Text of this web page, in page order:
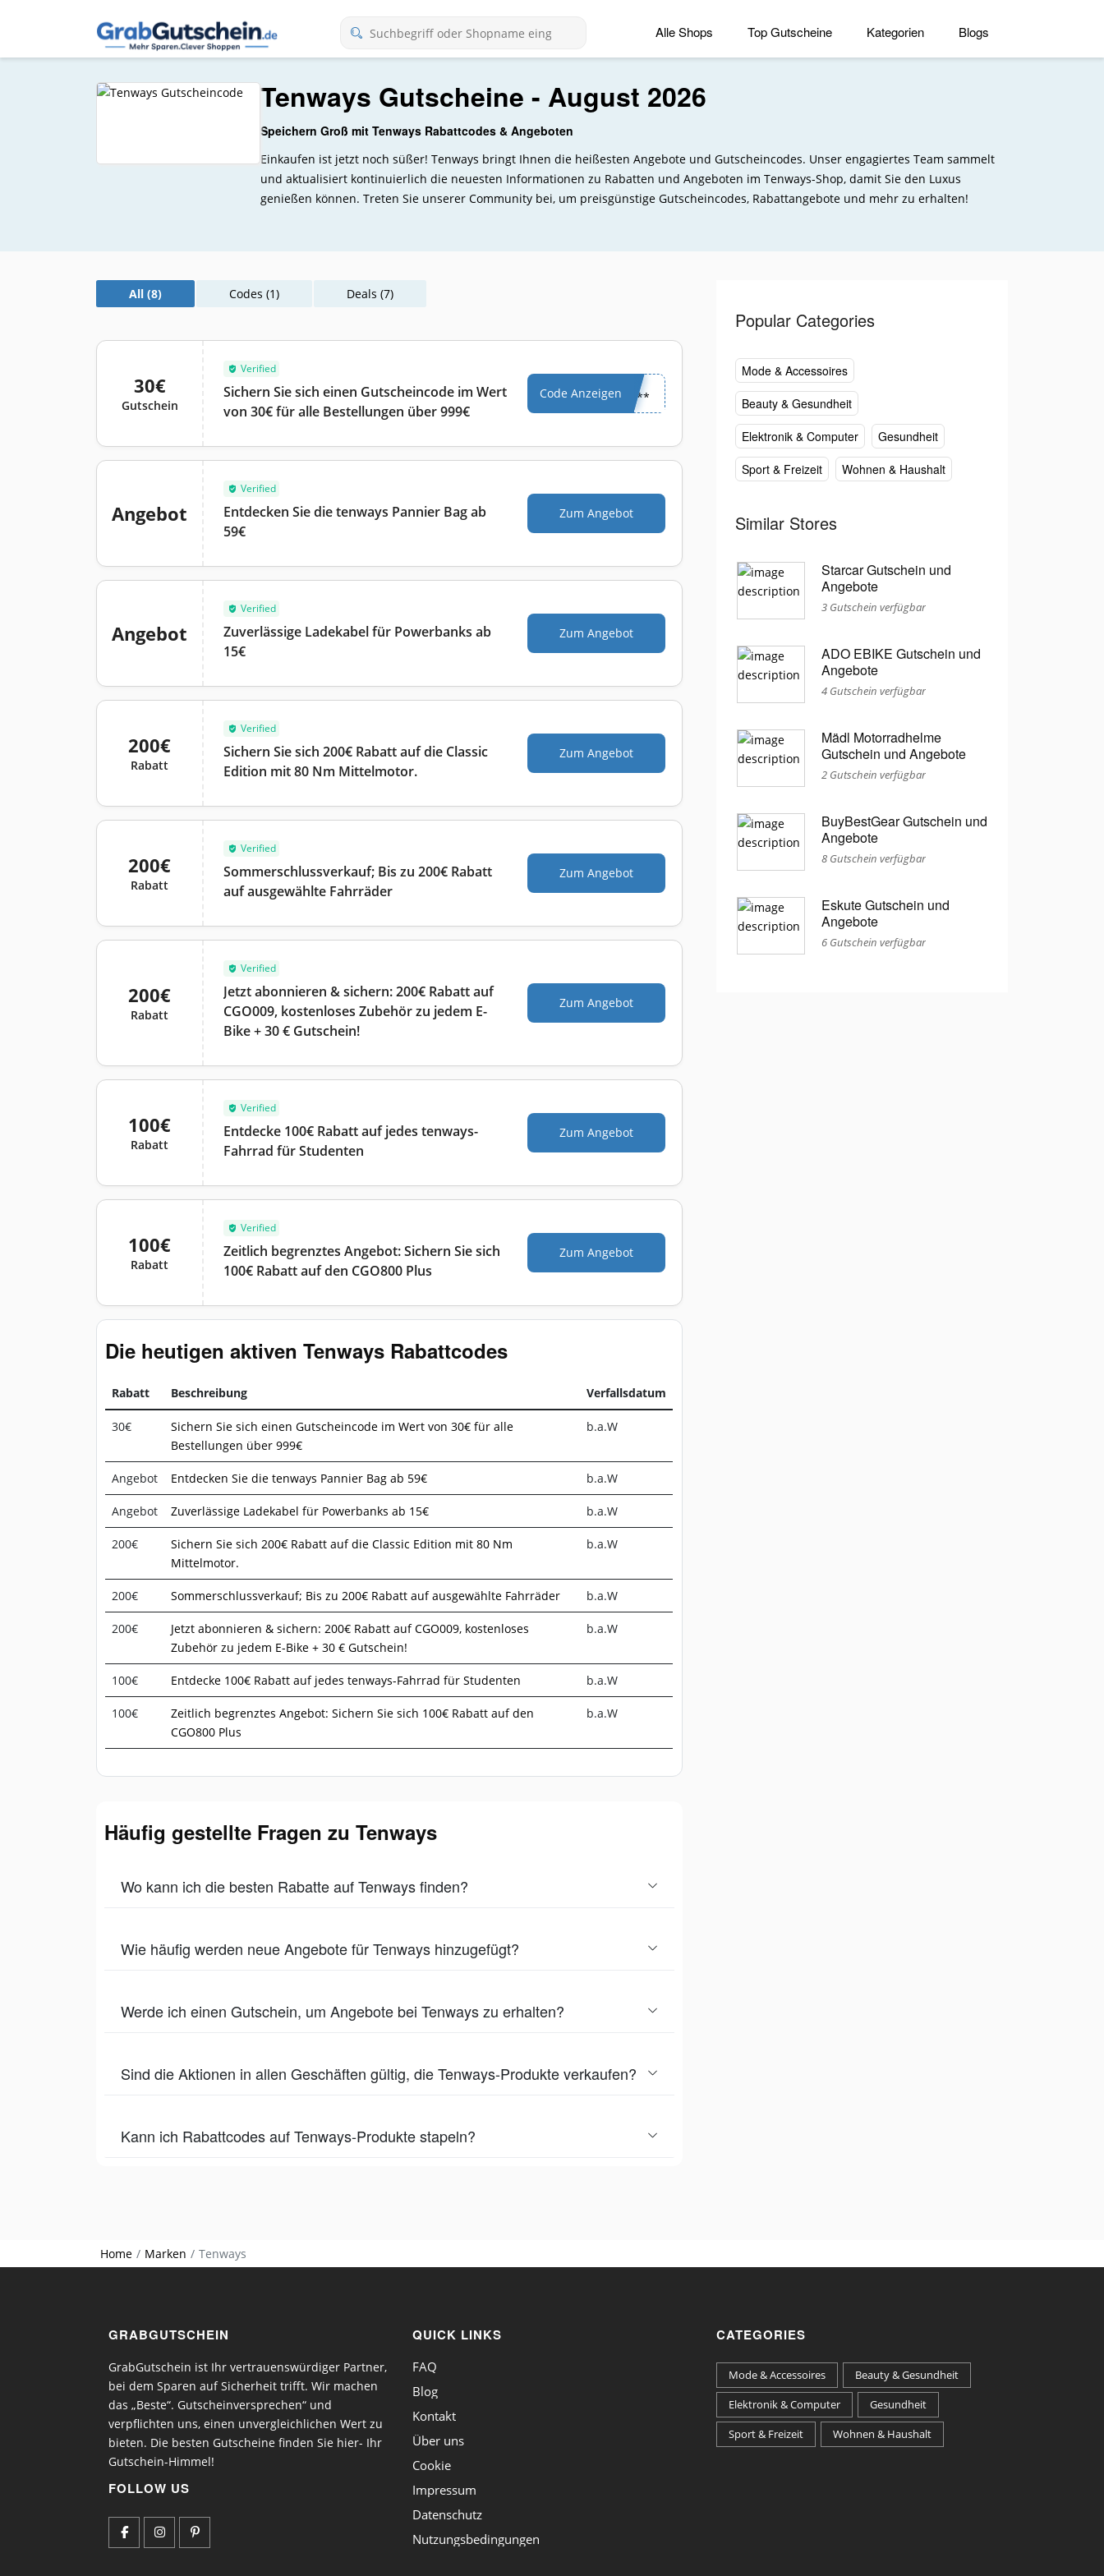
Alle Shops Top Gutscheine Kategorien Blogs
Tenways Gutscheine - August 2026
Speichern Groß mit Tenways Rabattcodes & Angeboten
Einkaufen ist jetzt noch süßer! Tenways bringt Ihnen die heißesten Angebote und Gutscheincodes. Unser engagiertes Team sammelt
und aktualisiert kontinuierlich die neuesten Informationen zu Rabatten und Angeboten im Tenways-Shop, damit Sie den Luxus
genießen können. Treten Sie unserer Community bei, um preisgünstige Gutscheincodes, Rabattangebote und mehr zu erhalten!
All (8) Codes (1) Deals (7)
30€
Gutschein
Verified
Sichern Sie sich einen Gutscheincode im Wert
von 30€ für alle Bestellungen über 999€
Code Anzeigen ****
Angebot
Verified
Entdecken Sie die tenways Pannier Bag ab
59€
Zum Angebot
Angebot
Verified
Zuverlässige Ladekabel für Powerbanks ab
15€
Zum Angebot
200€
Rabatt
Verified
Sichern Sie sich 200€ Rabatt auf die Classic
Edition mit 80 Nm Mittelmotor.
Zum Angebot
200€
Rabatt
Verified
Sommerschlussverkauf; Bis zu 200€ Rabatt
auf ausgewählte Fahrräder
Zum Angebot
200€
Rabatt
Verified
Jetzt abonnieren & sichern: 200€ Rabatt auf
CGO009, kostenloses Zubehör zu jedem E-
Bike + 30 € Gutschein!
Zum Angebot
100€
Rabatt
Verified
Entdecke 100€ Rabatt auf jedes tenways-
Fahrrad für Studenten
Zum Angebot
100€
Rabatt
Verified
Zeitlich begrenztes Angebot: Sichern Sie sich
100€ Rabatt auf den CGO800 Plus
Zum Angebot
Die heutigen aktiven Tenways Rabattcodes
Rabatt Beschreibung Verfallsdatum
30€
Sichern Sie sich einen Gutscheincode im Wert von 30€ für alle
Bestellungen über 999€
b.a.W
Angebot Entdecken Sie die tenways Pannier Bag ab 59€ b.a.W
Angebot Zuverlässige Ladekabel für Powerbanks ab 15€ b.a.W
200€
Sichern Sie sich 200€ Rabatt auf die Classic Edition mit 80 Nm
Mittelmotor.
b.a.W
200€ Sommerschlussverkauf; Bis zu 200€ Rabatt auf ausgewählte Fahrräder b.a.W
200€
Jetzt abonnieren & sichern: 200€ Rabatt auf CGO009, kostenloses
Zubehör zu jedem E-Bike + 30 € Gutschein!
b.a.W
100€ Entdecke 100€ Rabatt auf jedes tenways-Fahrrad für Studenten b.a.W
100€
Zeitlich begrenztes Angebot: Sichern Sie sich 100€ Rabatt auf den
CGO800 Plus
b.a.W
Häufig gestellte Fragen zu Tenways
Wo kann ich die besten Rabatte auf Tenways finden?
Wie häufig werden neue Angebote für Tenways hinzugefügt?
Werde ich einen Gutschein, um Angebote bei Tenways zu erhalten?
Sind die Aktionen in allen Geschäften gültig, die Tenways-Produkte verkaufen?
Kann ich Rabattcodes auf Tenways-Produkte stapeln?
Popular Categories
Mode & Accessoires
Beauty & Gesundheit
Elektronik & Computer
Gesundheit
Sport & Freizeit
Wohnen & Haushalt
Similar Stores
Starcar Gutschein und
Angebote
3 Gutschein verfügbar
ADO EBIKE Gutschein und
Angebote
4 Gutschein verfügbar
Mädl Motorradhelme
Gutschein und Angebote
2 Gutschein verfügbar
BuyBestGear Gutschein und
Angebote
8 Gutschein verfügbar
Eskute Gutschein und
Angebote
6 Gutschein verfügbar
Home Marken Tenways
GRABGUTSCHEIN
GrabGutschein ist Ihr vertrauenswürdiger Partner,
bei dem Sparen auf Sicherheit trifft. Wir machen
das „Beste“. Gutscheinversprechen“ und
verpflichten uns, einen unvergleichlichen Wert zu
bieten. Die besten Gutscheine finden Sie hier- Ihr
Gutschein-Himmel!
FOLLOW US
QUICK LINKS
FAQ
Blog
Kontakt
Über uns
Cookie
Impressum
Datenschutz
Nutzungsbedingungen
CATEGORIES
Mode & Accessoires
Beauty & Gesundheit
Elektronik & Computer
Gesundheit
Sport & Freizeit
Wohnen & Haushalt